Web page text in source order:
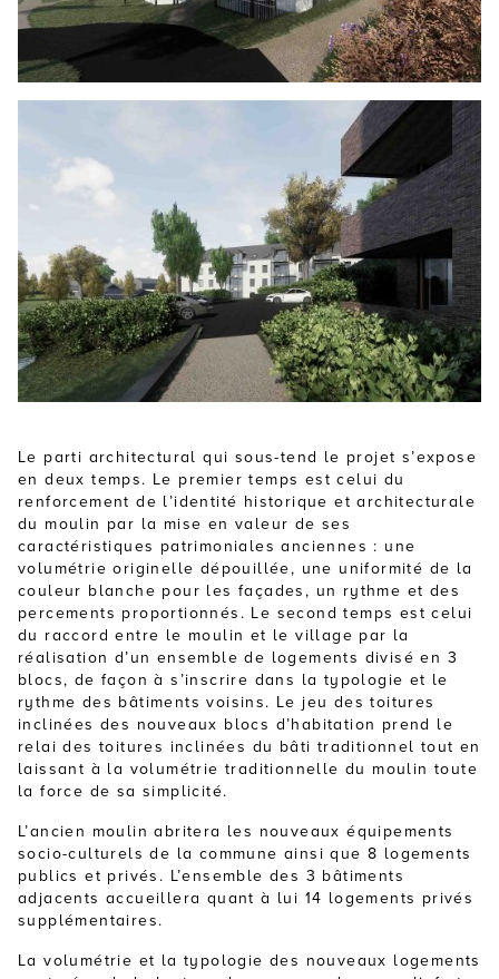
Le parti architectural qui sous-tend le projet s’expose
en deux temps. Le premier temps est celui du
renforcement de l’identité historique et architecturale
du moulin par la mise en valeur de ses
caractéristiques patrimoniales anciennes : une
volumétrie originelle dépouillée, une uniformité de la
couleur blanche pour les façades, un rythme et des
percements proportionnés. Le second temps est celui
du raccord entre le moulin et le village par la
réalisation d’un ensemble de logements divisé en 3
blocs, de façon à s’inscrire dans la typologie et le
rythme des bâtiments voisins. Le jeu des toitures
inclinées des nouveaux blocs d’habitation prend le
relai des toitures inclinées du bâti traditionnel tout en
laissant à la volumétrie traditionnelle du moulin toute
la force de sa simplicité.
L’ancien moulin abritera les nouveaux équipements
socio-culturels de la commune ainsi que 8 logements
publics et privés. L’ensemble des 3 bâtiments
adjacents accueillera quant à lui 14 logements privés
supplémentaires.
La volumétrie et la typologie des nouveaux logements